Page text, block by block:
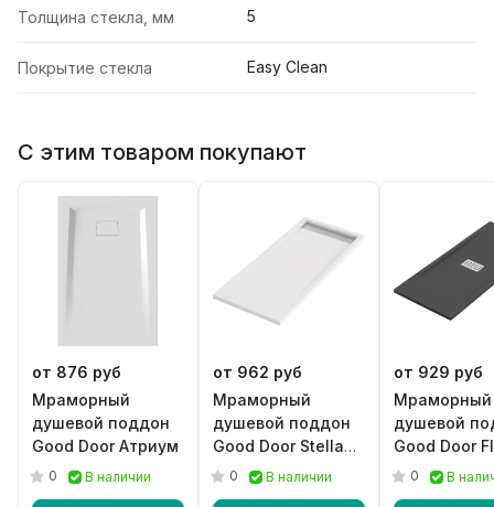
Толщина стекла, мм 5
Покрытие стекла Easy Clean
С этим товаром покупают
от 876 руб
Мраморный
душевой поддон
Good Door Атриум
0 В наличии
от 962 руб
Мраморный
душевой поддон
Good Door Stella
белый
0 В наличии
от 929 руб
Мраморный
душевой
Good Door
черный
0 В